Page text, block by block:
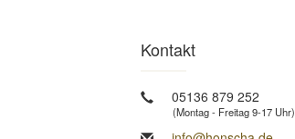
Kontakt
05136 879 252
(Montag - Freitag 9-17 Uhr)